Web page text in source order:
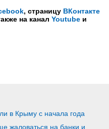
, страницу ВКонтакте
на канал Youtube и
в Крыму с начала года
жаловаться на банки и